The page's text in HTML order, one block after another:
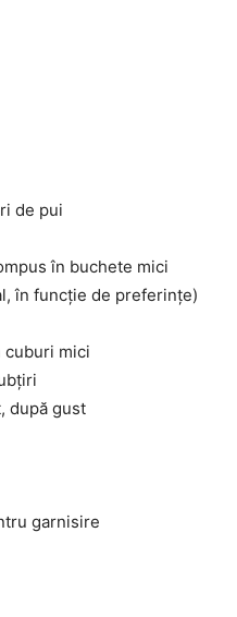
de pui
în buchete mici
în funcție de preferințe)
cuburi mici
după gust
garnisire